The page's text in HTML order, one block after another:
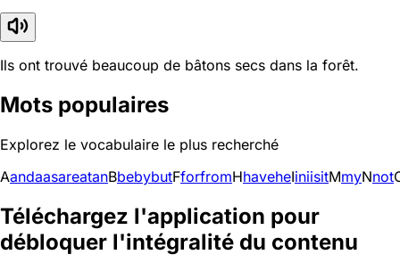
Ils ont trouvé beaucoup de bâtons secs dans la forêt.
Mots populaires
Explorez le vocabulaire le plus recherché
AandaasareatanBbebybutFforfromHhaveheIiniisitMmyNnot
Téléchargez l'application pour
débloquer l'intégralité du contenu